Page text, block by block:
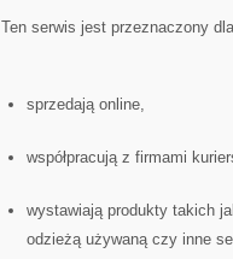
Ten serwis jest przeznaczony
sprzedają online,
współpracują z firmami
wystawiają produkty takich
odzieżą używaną czy inne